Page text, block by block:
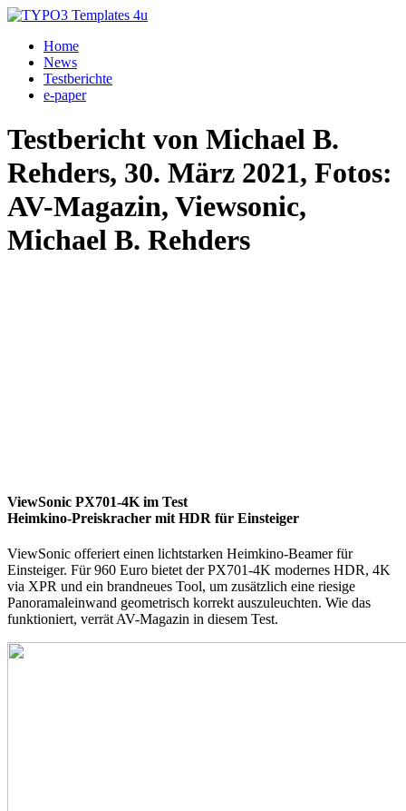
Home
News
Testberichte
e-paper
Testbericht von Michael B.
Rehders, 30. März 2021, Fotos:
AV-Magazin, Viewsonic,
Michael B. Rehders
ViewSonic PX701-4K im Test
Heimkino-Preiskracher mit HDR für Einsteiger
ViewSonic offeriert einen lichtstarken Heimkino-Beamer für
Einsteiger. Für 960 Euro bietet der PX701-4K modernes HDR, 4K
via XPR und ein brandneues Tool, um zusätzlich eine riesige
Panoramaleinwand geometrisch korrekt auszuleuchten. Wie das
funktioniert, verrät AV-Magazin in diesem Test.